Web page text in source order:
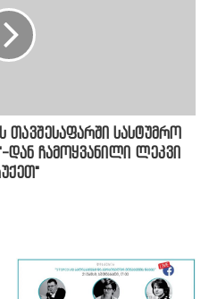
თავშესაფარში სასტუმრო
დან ჩამოყვანილი ლეკვი